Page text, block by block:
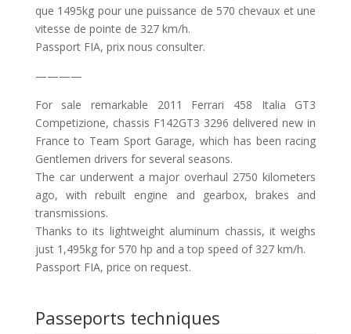
que 1495kg pour une puissance de 570 chevaux et une
vitesse de pointe de 327 km/h.
Passport FIA, prix nous consulter.
————
For sale remarkable 2011 Ferrari 458 Italia GT3
Competizione, chassis F142GT3 3296 delivered new in
France to Team Sport Garage, which has been racing
Gentlemen drivers for several seasons.
The car underwent a major overhaul 2750 kilometers
ago, with rebuilt engine and gearbox, brakes and
transmissions.
Thanks to its lightweight aluminum chassis, it weighs
just 1,495kg for 570 hp and a top speed of 327 km/h.
Passport FIA, price on request.
Passeports techniques